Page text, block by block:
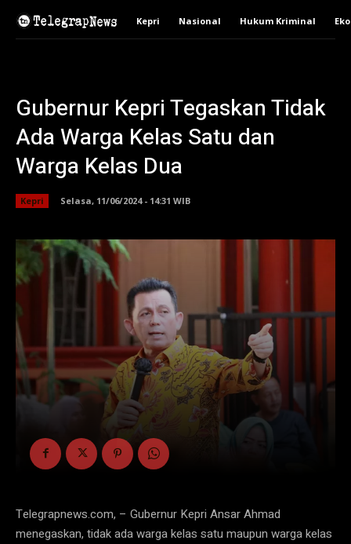
Kepri Nasional Hukum Kriminal
Gubernur Kepri Tegaskan Tidak
Ada Warga Kelas Satu dan
Warga Kelas Dua
Kepri Selasa, 11/06/2024 - 14:31 WIB
Telegrapnews.com, – Gubernur Kepri Ansar Ahmad
menegaskan, tidak ada warga kelas satu maupun warga kelas